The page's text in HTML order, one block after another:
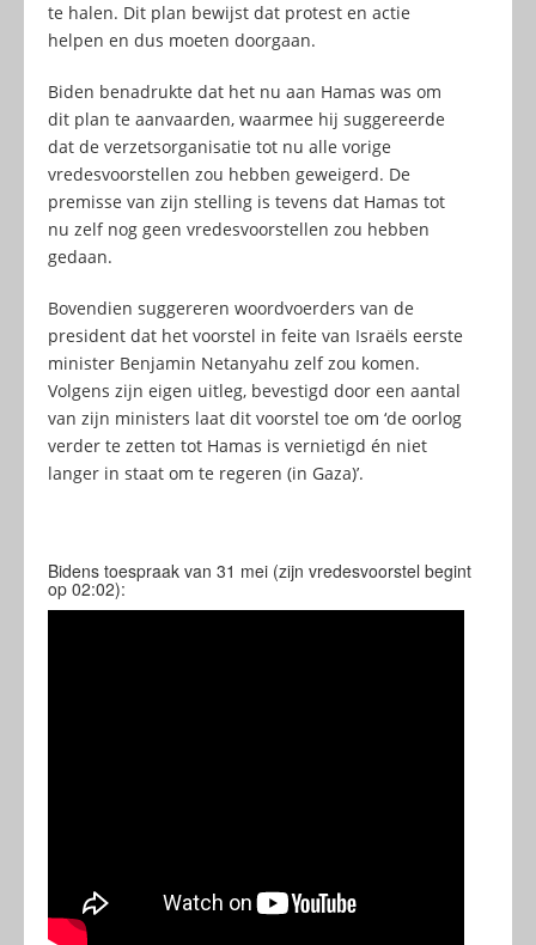
te halen. Dit plan bewijst dat protest en actie
helpen en dus moeten doorgaan.
Biden benadrukte dat het nu aan Hamas was om
dit plan te aanvaarden, waarmee hij suggereerde
dat de verzetsorganisatie tot nu alle vorige
vredesvoorstellen zou hebben geweigerd. De
premisse van zijn stelling is tevens dat Hamas tot
nu zelf nog geen vredesvoorstellen zou hebben
gedaan.
Bovendien suggereren woordvoerders van de
president dat het voorstel in feite van Israëls eerste
minister Benjamin Netanyahu zelf zou komen.
Volgens zijn eigen uitleg, bevestigd door een aantal
van zijn ministers laat dit voorstel toe om ‘de oorlog
verder te zetten tot Hamas is vernietigd én niet
langer in staat om te regeren (in Gaza)’.
Bidens toespraak van 31 mei (zijn vredesvoorstel begint
op 02:02):